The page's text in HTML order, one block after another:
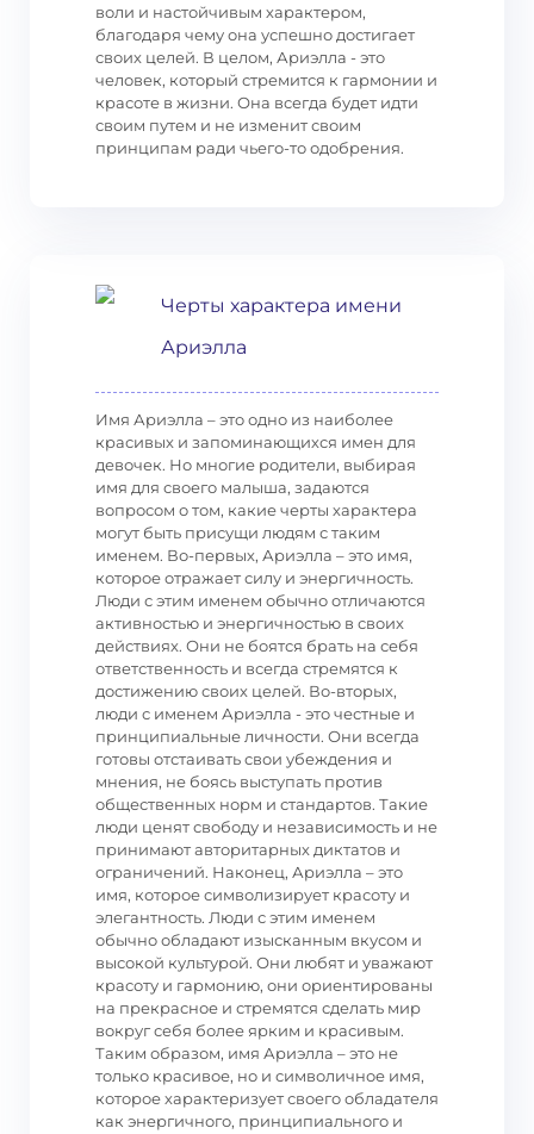
воли и настойчивым характером,
благодаря чему она успешно достигает
своих целей. В целом, Ариэлла - это
человек, который стремится к гармонии и
красоте в жизни. Она всегда будет идти
своим путем и не изменит своим
принципам ради чьего-то одобрения.
Черты характера имени
Ариэлла
Имя Ариэлла – это одно из наиболее
красивых и запоминающихся имен для
девочек. Но многие родители, выбирая
имя для своего малыша, задаются
вопросом о том, какие черты характера
могут быть присущи людям с таким
именем. Во-первых, Ариэлла – это имя,
которое отражает силу и энергичность.
Люди с этим именем обычно отличаются
активностью и энергичностью в своих
действиях. Они не боятся брать на себя
ответственность и всегда стремятся к
достижению своих целей. Во-вторых,
люди с именем Ариэлла - это честные и
принципиальные личности. Они всегда
готовы отстаивать свои убеждения и
мнения, не боясь выступать против
общественных норм и стандартов. Такие
люди ценят свободу и независимость и не
принимают авторитарных диктатов и
ограничений. Наконец, Ариэлла – это
имя, которое символизирует красоту и
элегантность. Люди с этим именем
обычно обладают изысканным вкусом и
высокой культурой. Они любят и уважают
красоту и гармонию, они ориентированы
на прекрасное и стремятся сделать мир
вокруг себя более ярким и красивым.
Таким образом, имя Ариэлла – это не
только красивое, но и символичное имя,
которое характеризует своего обладателя
как энергичного, принципиального и